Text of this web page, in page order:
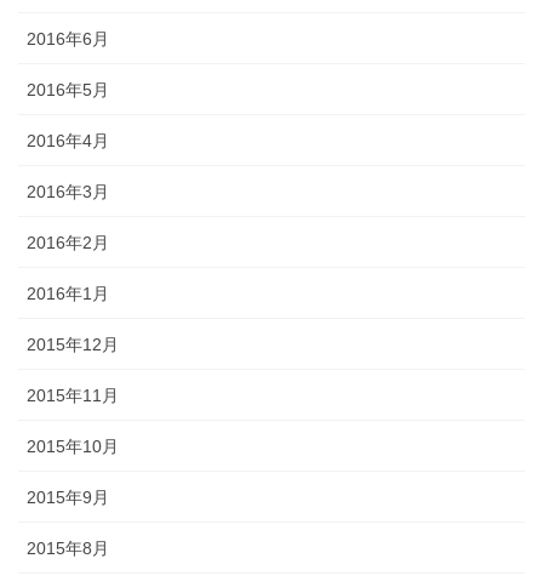
2016年6月
2016年5月
2016年4月
2016年3月
2016年2月
2016年1月
2015年12月
2015年11月
2015年10月
2015年9月
2015年8月